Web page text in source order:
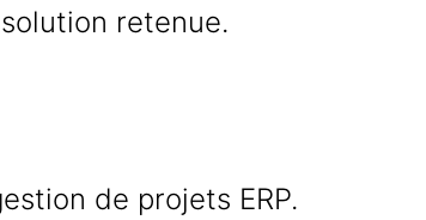
retenue.
de projets ERP.